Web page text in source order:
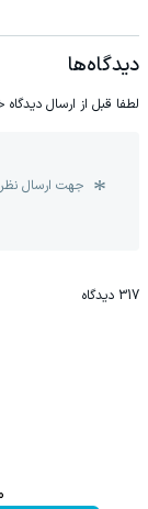
دیدگاه‌ها
لطفا قبل از ارسال
جهت ارسال
317 دیدگاه